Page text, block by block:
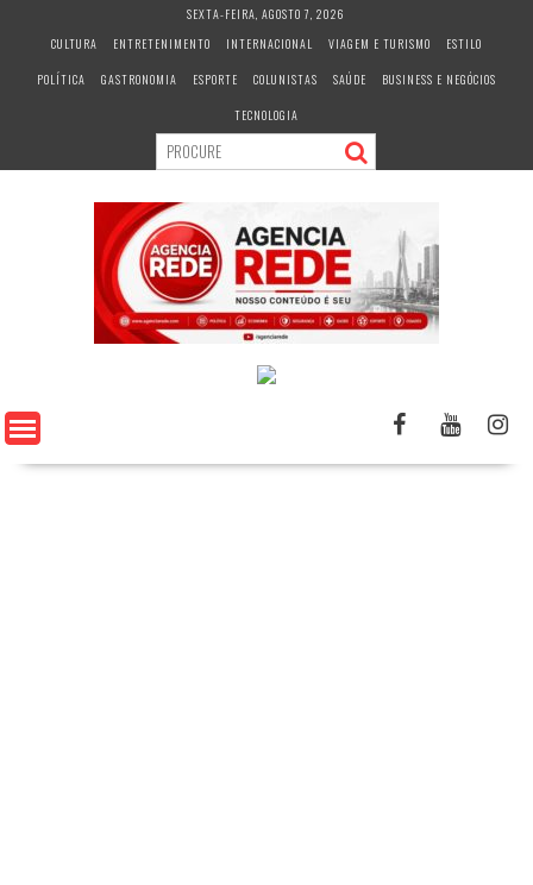
c
SEXTA-FEIRA, AGOSTO 7, 2026
CULTURA
ENTRETENIMENTO INTERNACIONAL VIAGEM E TURISMO
ESTILO
POLÍTICA
GASTRONOMIA ESPORTE COLUNISTAS SAÚDE
BUSINESS E NEGÓCIOS
TECNOLOGIA